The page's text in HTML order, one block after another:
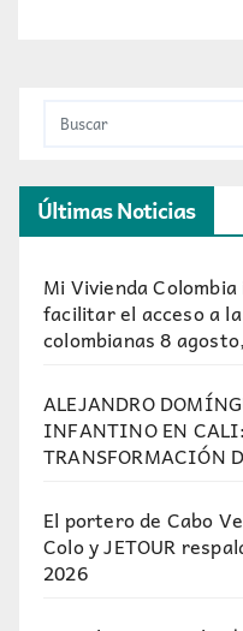
Últimas Noticias
Mi Vivienda
facilitar el acceso a
colombianas 8
ALEJANDRO
INFANTINO EN
TRANSFORMACIÓN
El portero de Cabo
Colo y JETOUR
2026